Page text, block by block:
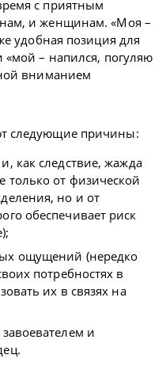
с приятным
и женщинам. «Моя –
удобная позиция для
«мой – напился, погуляю
вниманием
следующие причины:
как следствие, жажда
от физической
но и от
обеспечивает риск
ощущений (нередко
потребностях в
их в связях на
и